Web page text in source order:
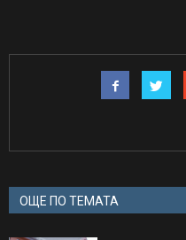
ОЩЕ ПО ТЕМАТА